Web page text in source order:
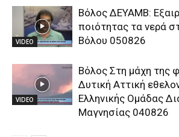
VIDEO
Βόλος ΔΕΥΑΜΒ:
ποιότητας τα νερά
Βόλου 050826
VIDEO
Βόλος Στη μάχη της
Δυτική Αττική
Ελληνικής Ομάδας
Μαγνησίας 040826